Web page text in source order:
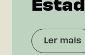
Ler mais